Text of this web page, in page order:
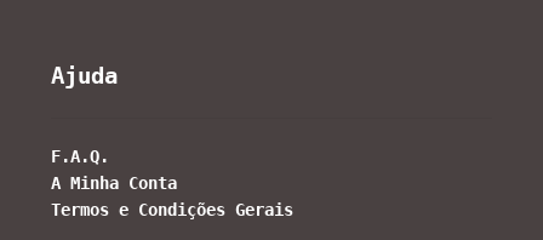
Ajuda
F.A.Q.
A Minha Conta
Termos e Condições Gerais